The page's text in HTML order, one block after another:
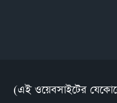
(এই ওয়েবসাইটের